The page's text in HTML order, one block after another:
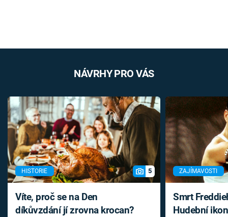
NÁVRHY PRO VÁS
HISTORIE 5
Víte, proč se na Den
díkůvzdání jí zrovna krocan?
ZAJÍMAVOSTI
Smrt
Hudební